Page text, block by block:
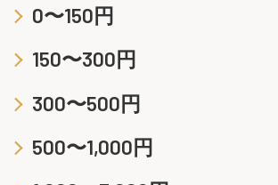
0〜150円
150〜300円
300〜500円
500〜1,000円